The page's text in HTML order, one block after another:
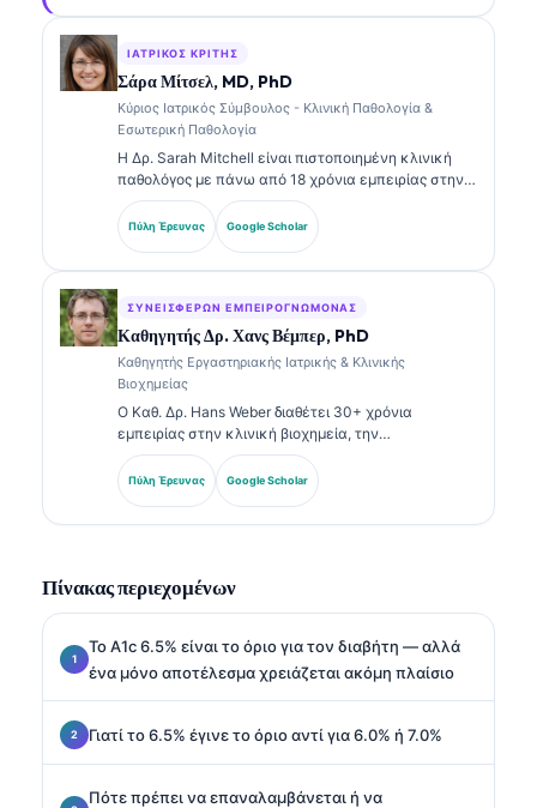
δικτύου. Ο Δρ. Klein έχει δημοσιεύσει εκτενώς
σχετικά με την ερμηνεία βιοδεικτών και τη
εργαστηριακή διάγνωση σε θέματα εργαστηριακής
ιατρικής.
ΙΑΤΡΙΚΌΣ ΚΡΙΤΉΣ
Σάρα Μίτσελ, MD, PhD
Κύριος Ιατρικός Σύμβουλος - Κλινική Παθολογία &
Εσωτερική Παθολογία
Η Δρ. Sarah Mitchell είναι πιστοποιημένη κλινική
παθολόγος με πάνω από 18 χρόνια εμπειρίας στην
εργαστηριακή ιατρική και στην διαγνωστική
ανάλυση. Διαθέτει εξειδικευμένες πιστοποιήσεις
στην κλινική χημεία και έχει δημοσιεύσει εκτενώς
Πύλη Έρευνας Google Scholar
ΣΥΝΕΙΣΦΈΡΩΝ ΕΜΠΕΙΡΟΓΝΏΜΟΝΑΣ
Καθηγητής Δρ. Χανς Βέμπερ, PhD
Καθηγητής Εργαστηριακής Ιατρικής & Κλινικής
Βιοχημείας
Ο Καθ. Δρ. Hans Weber διαθέτει 30+ χρόνια
εμπειρίας στην κλινική βιοχημεία, την
εργαστηριακή ιατρική και την έρευνα βιοδεικτών.
Πρώην Πρόεδρος της Γερμανικής Εταιρείας Κλινικής
Χημείας, ειδικεύεται στην ανάλυση διαγνωστικών
Πύλη Έρευνας Google Scholar
Πίνακας περιεχομένων
Το A1c 6.5% είναι το όριο για τον διαβήτη — αλλά
ένα μόνο αποτέλεσμα χρειάζεται ακόμη πλαίσιο
Γιατί το 6.5% έγινε το όριο αντί για 6.0% ή 7.0%
Πότε πρέπει να επαναλαμβάνεται ή να